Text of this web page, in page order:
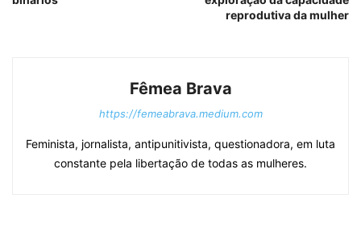
reprodutiva da mulher
Fêmea Brava
https://femeabrava.medium.com
Feminista, jornalista, antipunitivista, questionadora, em luta
constante pela libertação de todas as mulheres.